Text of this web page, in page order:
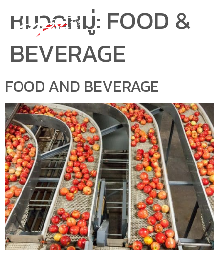
หมวดหมู่: FOOD &
BEVERAGE
FOOD AND BEVERAGE